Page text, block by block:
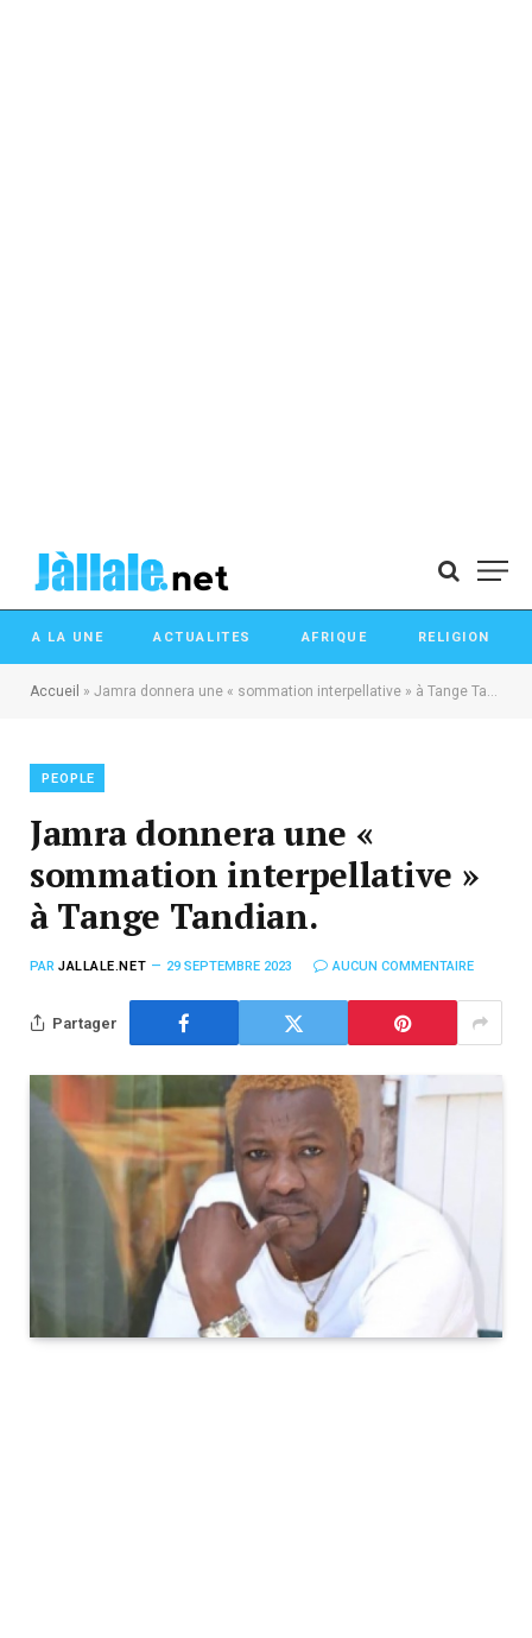
A LA UNE ACTUALITES AFRIQUE RELIGION
Accueil » Jamra donnera une « sommation interpellative » à Tange Tandian.
PEOPLE
Jamra donnera une «
sommation interpellative »
à Tange Tandian.
PAR JALLALE.NET 29 SEPTEMBRE 2023 AUCUN COMMENTAIRE
Partager